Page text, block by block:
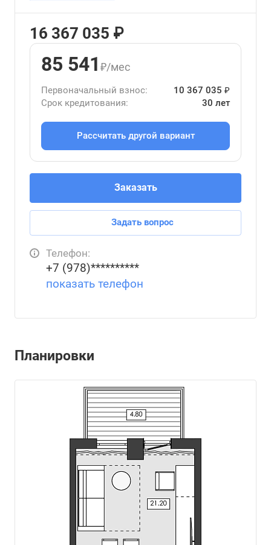
16 367 035 ₽
85 541 ₽/мес
Первоначальный взнос:
10 367 035 ₽
Срок кредитования:
30 лет
Рассчитать другой вариант
Заказать
Задать вопрос
Телефон:
+7 (978)**********
показать телефон
Планировки